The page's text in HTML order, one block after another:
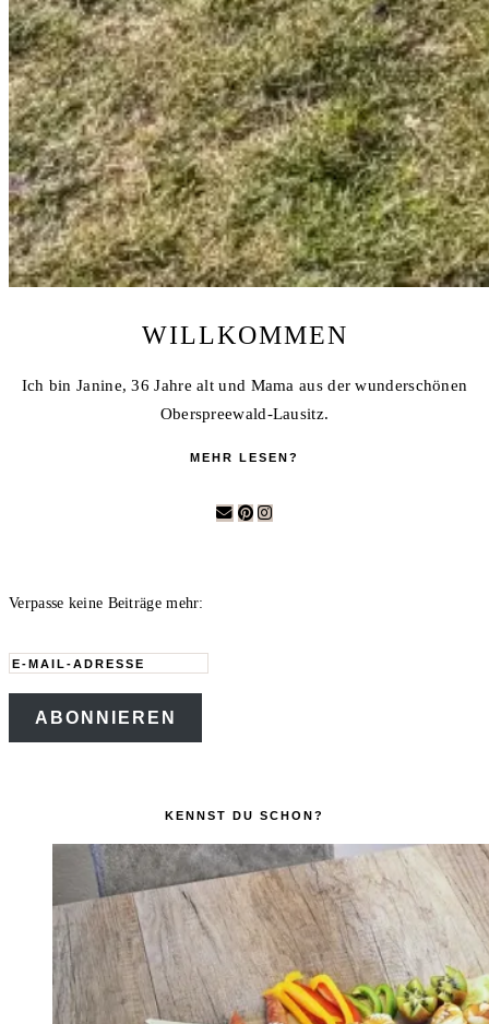
WILLKOMMEN
Ich bin Janine, 36 Jahre alt und Mama aus der wunderschönen
Oberspreewald-Lausitz.
MEHR LESEN?
Verpasse keine Beiträge mehr:
E-
Mail-
Adresse
ABONNIEREN
KENNST DU SCHON?